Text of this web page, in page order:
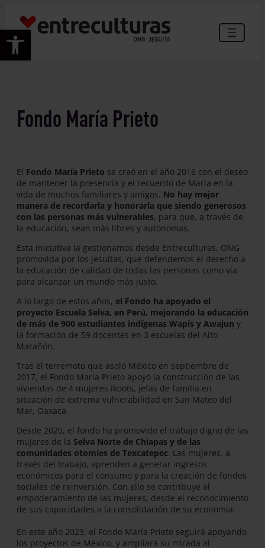
Abrir barra de herramientas
contenido
Fondo María Prieto
El Fondo María Prieto se creó en el año 2016 con el deseo
de mantener la presencia y el recuerdo de María en la
vida de muchos familiares y amigos. No hay mejor
manera de recordarla y honorarla que siendo generosos
con las personas más vulnerables, para que, a través de
la educación, sean más libres y autónomas.
Esta iniciativa la gestionamos desde Entreculturas, ONG
promovida por los jesuitas, que defendemos el derecho a
la educación de calidad de todas las personas como vía
para alcanzar un mundo más justo.
A lo largo de estos años, el Fondo ha apoyado el
proyecto Escuela Selva, en Perú, mejorando la educación
de más de 900 estudiantes indígenas Wapis y Awajun y
la formación de 59 docentes en 3 escuelas del Alto
Marañón.
Tras el terremoto que asoló México en septiembre de
2017, el Fondo María Prieto apoyó la construcción de las
viviendas de 4 mujeres ikoots, jefas de familia en
situación de extrema vulnerabilidad en San Mateo del
Mar, Oaxaca.
Desde 2020, el fondo ha promovido el trabajo digno de las
mujeres de la Selva Norte de Chiapas y de las
comunidades otomíes de Texcatepec. Las mujeres, a
través del trabajo, aprenden a generar ingresos
económicos para el consumo y para la creación de fondos
sociales de reinversión. Con ello se contribuye al
empoderamiento de las mujeres, desde el reconocimiento
de sus capacidades a la consolidación de su economía.
En este año 2023, el Fondo María Prieto seguirá apoyando
los proyectos de México, y ampliará su mirada al